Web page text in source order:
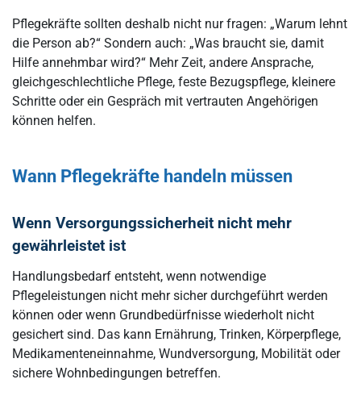
Pflegekräfte sollten deshalb nicht nur fragen: „Warum lehnt
die Person ab?“ Sondern auch: „Was braucht sie, damit
Hilfe annehmbar wird?“ Mehr Zeit, andere Ansprache,
gleichgeschlechtliche Pflege, feste Bezugspflege, kleinere
Schritte oder ein Gespräch mit vertrauten Angehörigen
können helfen.
Wann Pflegekräfte handeln müssen
Wenn Versorgungssicherheit nicht mehr
gewährleistet ist
Handlungsbedarf entsteht, wenn notwendige
Pflegeleistungen nicht mehr sicher durchgeführt werden
können oder wenn Grundbedürfnisse wiederholt nicht
gesichert sind. Das kann Ernährung, Trinken, Körperpflege,
Medikamenteneinnahme, Wundversorgung, Mobilität oder
sichere Wohnbedingungen betreffen.